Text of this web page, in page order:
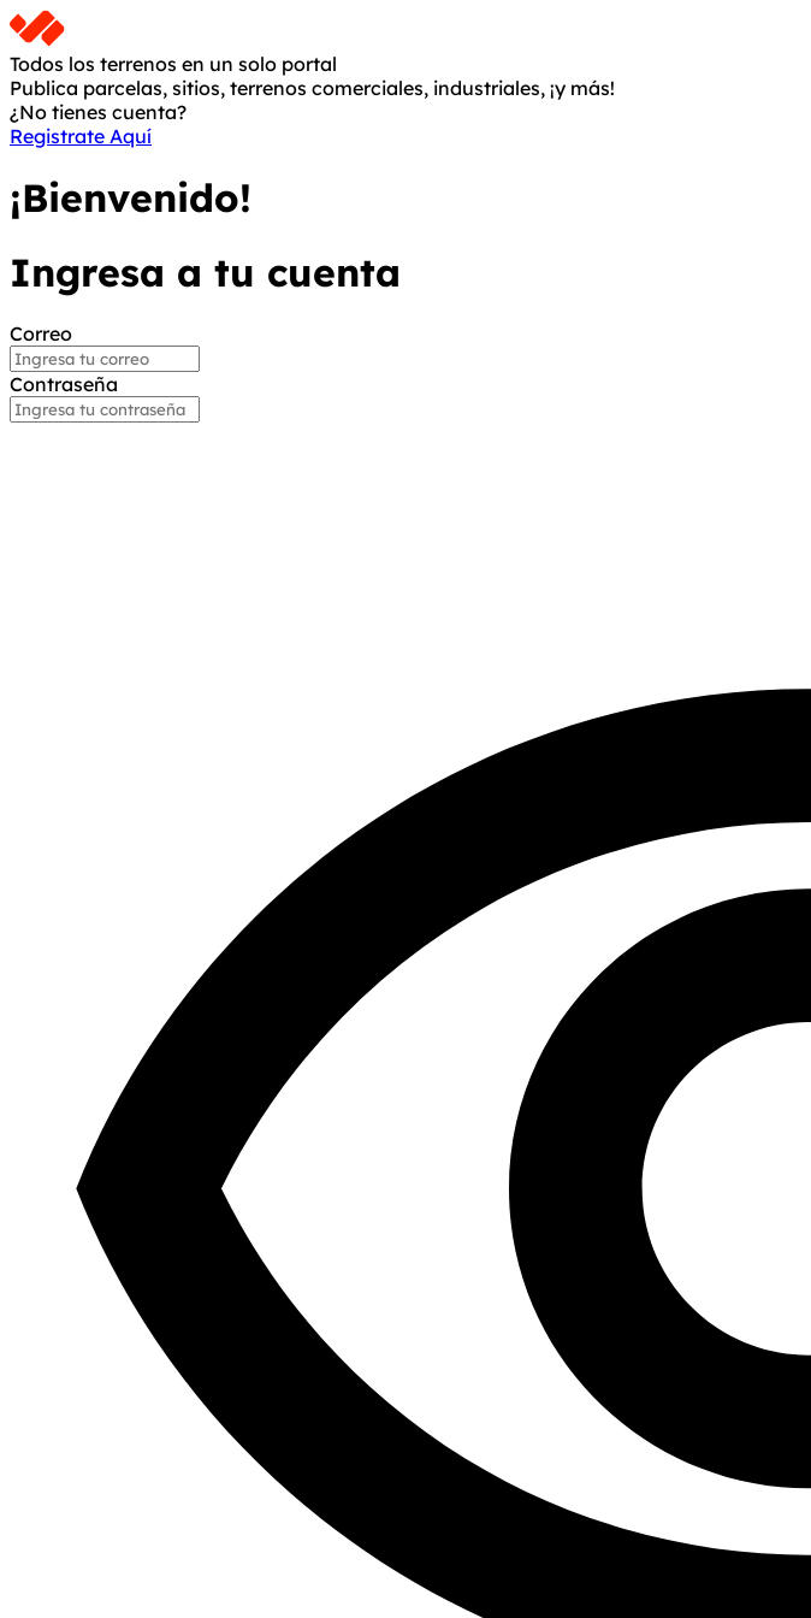
Todos los terrenos en un solo portal
Publica parcelas, sitios, terrenos comerciales, industriales, ¡y más!
¿No tienes cuenta?
Registrate Aquí
¡Bienvenido!
Ingresa a tu cuenta
Correo
Contraseña